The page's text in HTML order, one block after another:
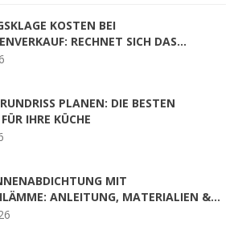
KOSTEN BEI
RECHNET SICH DAS
PLANEN: DIE BESTEN
IHRE KÜCHE
MIT
ANLEITUNG, MATERIALIEN &